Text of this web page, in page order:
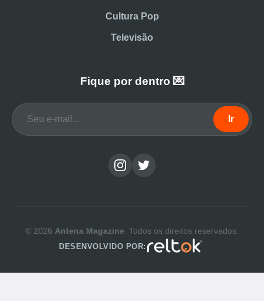
Cultura Pop
Televisão
Fique por dentro 💌
Ir
© 2026 Antena Magazine . Todos os direitos reservados.
DESENVOLVIDO POR: